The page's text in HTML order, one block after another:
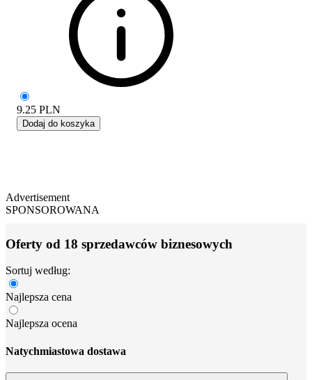
9.25 PLN
Dodaj do koszyka
Advertisement
SPONSOROWANA
Oferty od 18 sprzedawców biznesowych
Sortuj według:
Najlepsza cena
Najlepsza ocena
Natychmiastowa dostawa